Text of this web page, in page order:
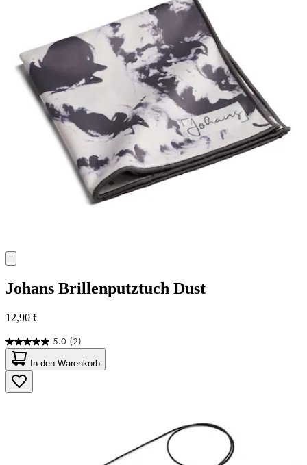
Johans Brillenputztuch Dust
12,90 €
5.0 (2)
5.0
von
5
Sternen.
2
In den Warenkorb